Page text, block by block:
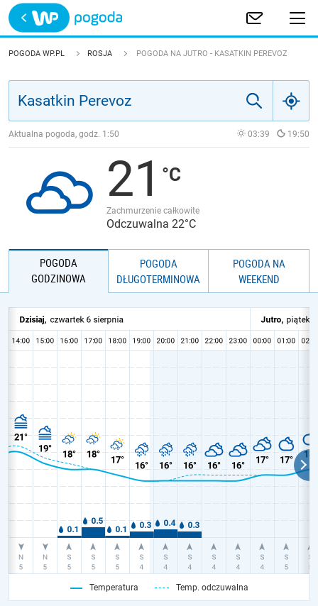
Trwa ładowanie
POLSKA
POGODA WP.PL ROSJA POGODA NA JUTRO - KASATKIN PEREVOZ
Aktualna pogoda, godz. 1:50 03:39 19:50
21
Zachmurzenie całkowite
Odczuwalna 22°C
POGODA
GODZINOWA
POGODA
DŁUGOTERMINOWA
POGODA NA
WEEKEND
Temperatura Temp. odczuwalna